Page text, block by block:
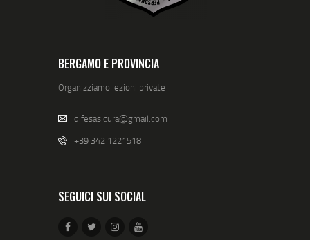
BERGAMO E PROVINCIA
Organizziamo lezioni private
difesasicura@gmail.com
+39 342 1221518
SEGUICI SUI SOCIAL